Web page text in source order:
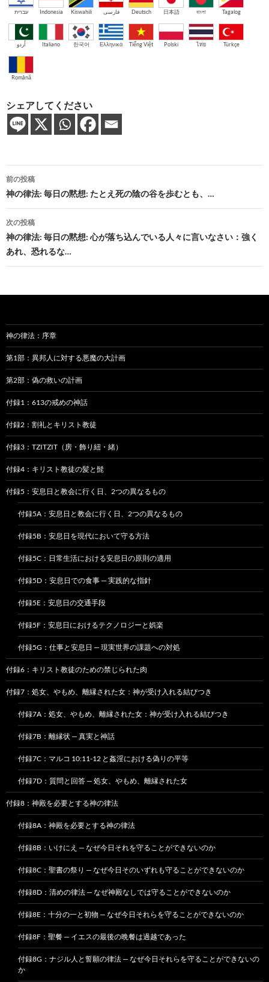
עברית Indonesia Kiswahili فارسی Deutsch 日本語 বাংলা Tagalog
اُردو Italiano 한국어 Ελληνικά Tiếng Việt Polski ไทย Türkçe
Română
シェアしてください
投
稿
ナ
ビ
ゲ
シ
ョ
ン
前の投稿
神の律法: 毎日の黙想: たとえ死の陰の谷を歩むとも、…
次の投稿
神の律法: 毎日の黙想: 心が落ち込んでいる人々に言いなさい：強く
あれ、恐れるな…
神の律法：序章
第1部：異邦人に対する悪魔の大計画
第2部：偽の救いの計画
付録1：613の戒めの神話
付録2：割礼とキリスト教徒
付録3：TZITZIT（房・飾り紐・緒）
付録4：キリスト教徒の髪と髭
付録5：安息日と教会に行く日、2つの異なるもの
付録5A：安息日と教会に行く日、2つの異なるもの
付録5B：安息日を現代において守る方法
付録5C：日常生活における安息日の原則の適用
付録5D：安息日での食事 — 実践的な指針
付録5E：安息日の交通手段
付録5F：安息日におけるテクノロジーと娯楽
付録5G：仕事と安息日 — 現実世界の課題への対処
付録6：キリスト教徒のための禁じられた肉
付録7：処女、やもめ、離縁された女：神が受け入れる結びつき
付録7A：処女、やもめ、離縁された女：神が受け入れる結びつき
付録7B：離縁状 — 真実と神話
付録7C：マルコ 10:11-12 と姦淫における偽りの平等
付録7D：質問と回答 — 処女、やもめ、離縁された女
付録8：神殿を必要とする神の律法
付録8A：神殿を必要とする神の律法
付録8B：いけにえ — なぜ今日それを守ることができないのか
付録8C：聖書の祭り — なぜ今日そのいずれも守ることができないのか
付録8D：清めの律法 — なぜ神殿なしでは守ることができないのか
付録8E：十分の一と初物 — なぜ今日それらを守ることができないのか
付録8F：聖餐 — イエスの最後の晩餐は過越であった
付録8G：ナジル人と誓願の律法 — なぜ今日それらを守ることができないの
か